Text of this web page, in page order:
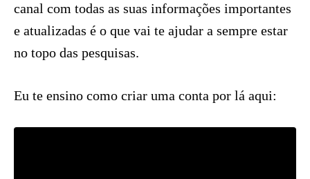
canal com todas as suas informações importantes
e atualizadas é o que vai te ajudar a sempre estar
no topo das pesquisas.
Eu te ensino como criar uma conta por lá aqui: